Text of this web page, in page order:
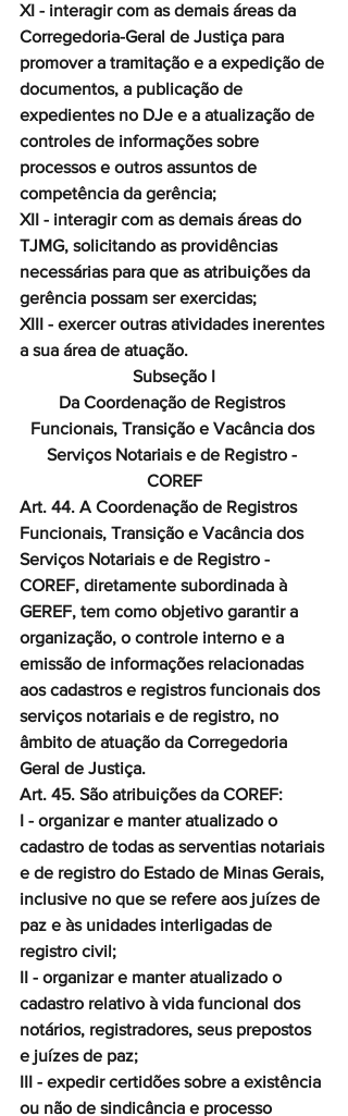
XI - interagir com as demais áreas da
Corregedoria-Geral de Justiça para
promover a tramitação e a expedição de
documentos, a publicação de
expedientes no DJe e a atualização de
controles de informações sobre
processos e outros assuntos de
competência da gerência;
XII - interagir com as demais áreas do
TJMG, solicitando as providências
necessárias para que as atribuições da
gerência possam ser exercidas;
XIII - exercer outras atividades inerentes
a sua área de atuação.
Subseção I
Da Coordenação de Registros
Funcionais, Transição e Vacância dos
Serviços Notariais e de Registro -
COREF
Art. 44. A Coordenação de Registros
Funcionais, Transição e Vacância dos
Serviços Notariais e de Registro -
COREF, diretamente subordinada à
GEREF, tem como objetivo garantir a
organização, o controle interno e a
emissão de informações relacionadas
aos cadastros e registros funcionais dos
serviços notariais e de registro, no
âmbito de atuação da Corregedoria
Geral de Justiça.
Art. 45. São atribuições da COREF:
I - organizar e manter atualizado o
cadastro de todas as serventias notariais
e de registro do Estado de Minas Gerais,
inclusive no que se refere aos juízes de
paz e às unidades interligadas de
registro civil;
II - organizar e manter atualizado o
cadastro relativo à vida funcional dos
notários, registradores, seus prepostos
e juízes de paz;
III - expedir certidões sobre a existência
ou não de sindicância e processo